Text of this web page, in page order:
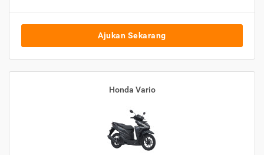
Ajukan Sekarang
Honda Vario